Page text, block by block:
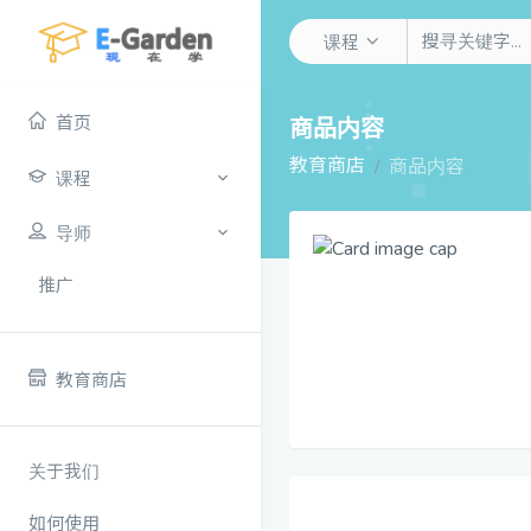
课程
首页
课程
导师
推广
教育商店
关于我们
如何使用
商品内容
教育商店 商品内容